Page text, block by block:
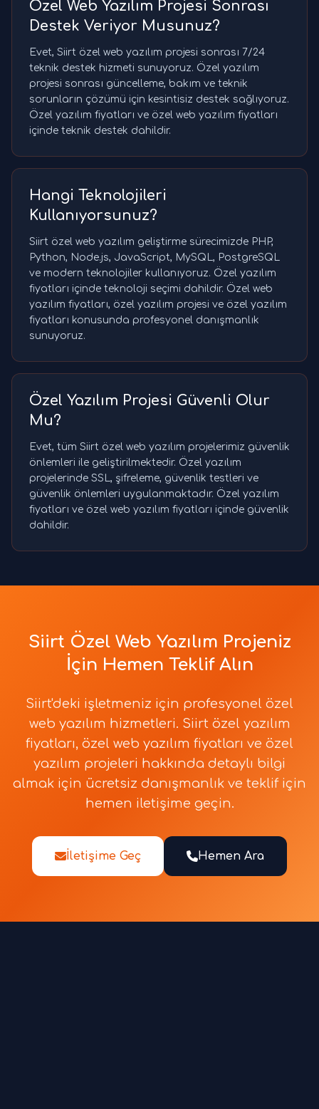
Özel Web Yazılım Projesi Sonrası
Destek Veriyor Musunuz?
Evet, Siirt özel web yazılım projesi sonrası 7/24
teknik destek hizmeti sunuyoruz. Özel yazılım
projesi sonrası güncelleme, bakım ve teknik
sorunların çözümü için kesintisiz destek sağlıyoruz.
Özel yazılım fiyatları ve özel web yazılım fiyatları
içinde teknik destek dahildir.
Hangi Teknolojileri
Kullanıyorsunuz?
Siirt özel web yazılım geliştirme sürecimizde PHP,
Python, Node.js, JavaScript, MySQL, PostgreSQL
ve modern teknolojiler kullanıyoruz. Özel yazılım
fiyatları içinde teknoloji seçimi dahildir. Özel web
yazılım fiyatları, özel yazılım projesi ve özel yazılım
fiyatları konusunda profesyonel danışmanlık
sunuyoruz.
Özel Yazılım Projesi Güvenli Olur
Mu?
Evet, tüm Siirt özel web yazılım projelerimiz güvenlik
önlemleri ile geliştirilmektedir. Özel yazılım
projelerinde SSL, şifreleme, güvenlik testleri ve
güvenlik önlemleri uygulanmaktadır. Özel yazılım
fiyatları ve özel web yazılım fiyatları içinde güvenlik
dahildir.
Siirt Özel Web Yazılım Projeniz
İçin Hemen Teklif Alın
Siirt'deki işletmeniz için profesyonel özel
web yazılım hizmetleri. Siirt özel yazılım
fiyatları, özel web yazılım fiyatları ve özel
yazılım projeleri hakkında detaylı bilgi
almak için ücretsiz danışmanlık ve teklif için
hemen iletişime geçin.
İletişime Geç Hemen Ara